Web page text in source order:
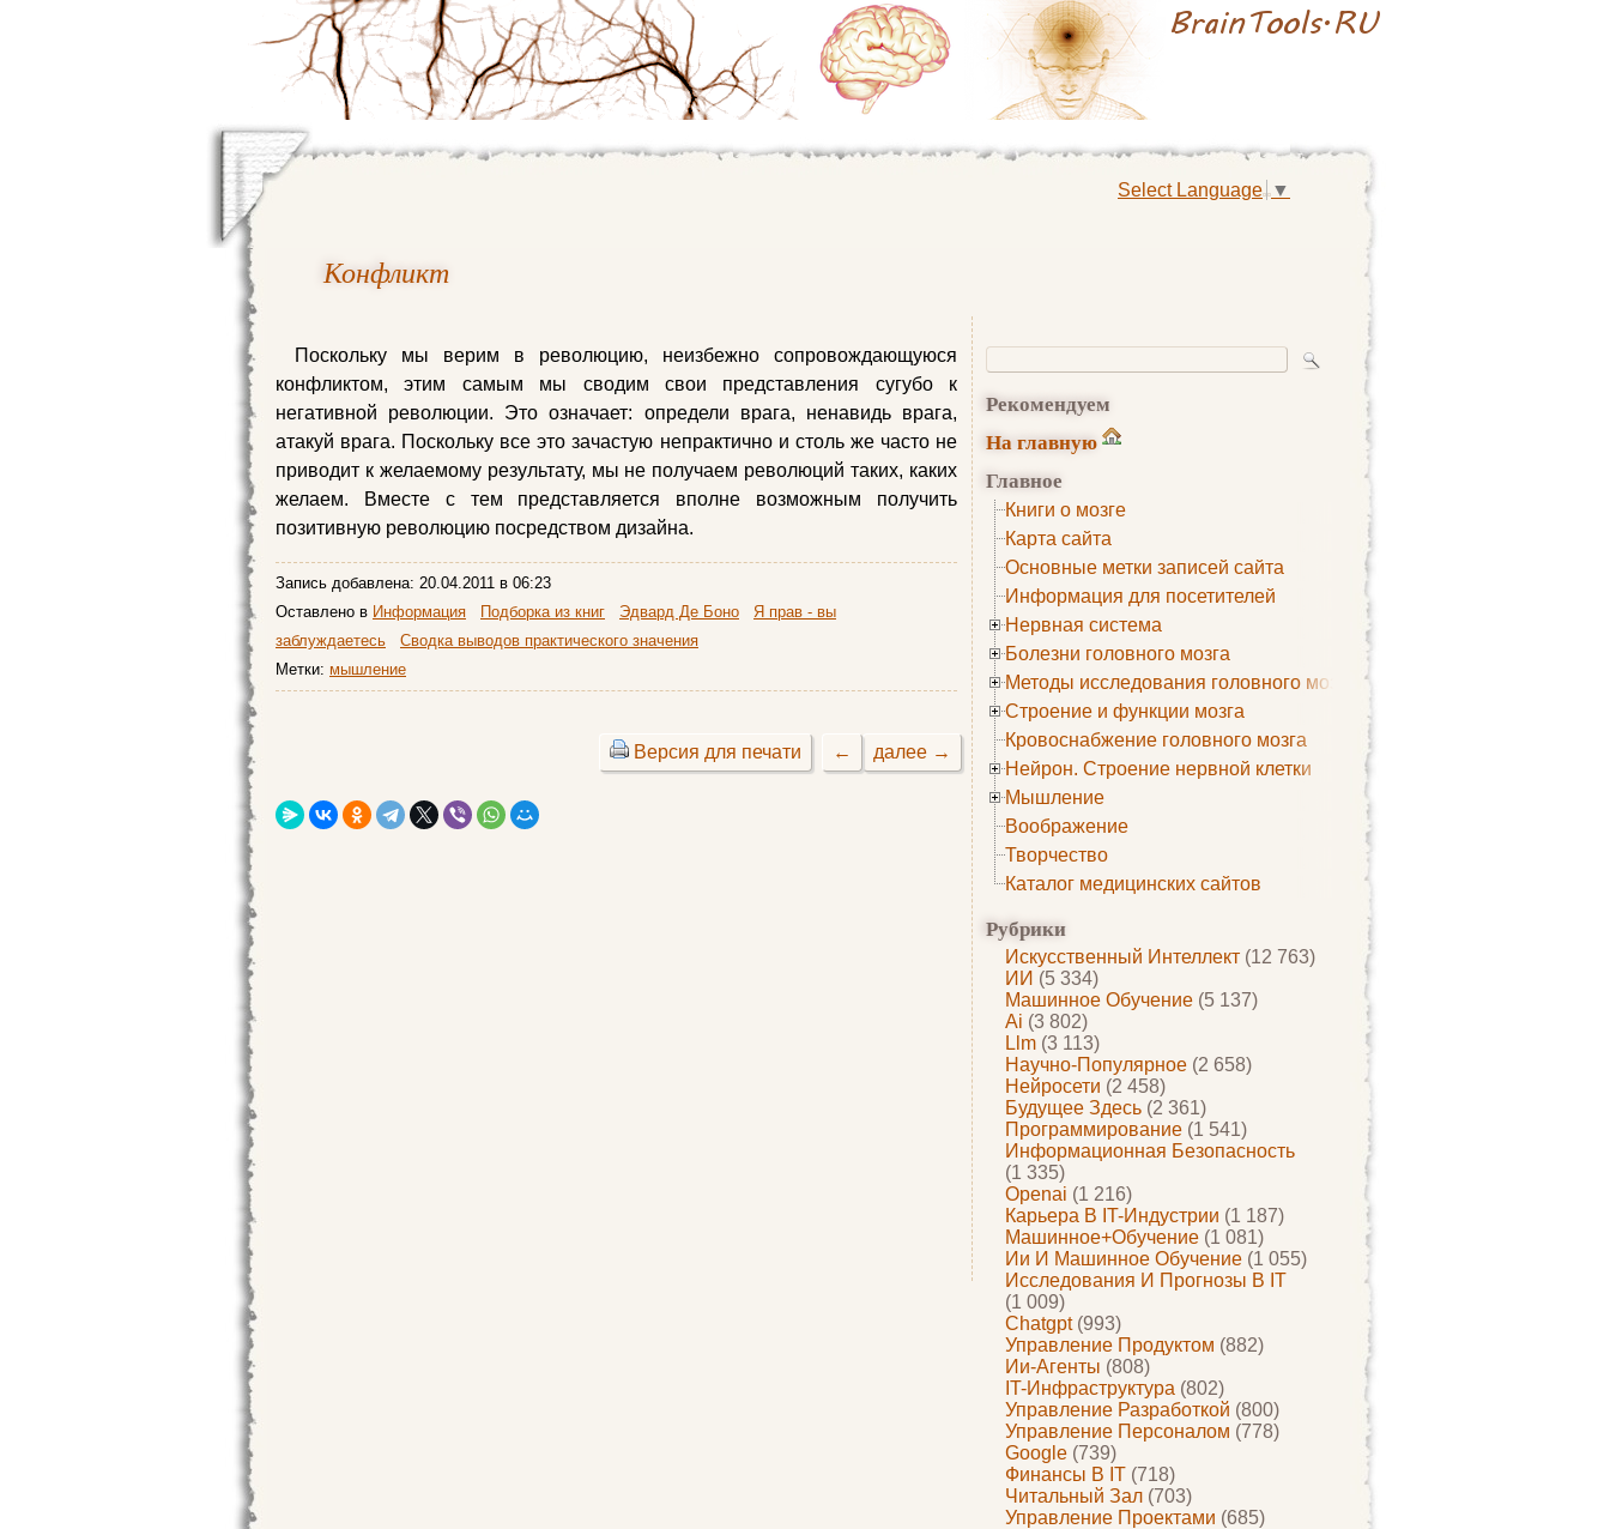
Select Language ▼
Конфликт
Рекомендуем
На главную
Главное
Книги о мозге
Карта сайта
Основные метки записей сайта
Информация для посетителей
Нервная система
Болезни головного мозга
Методы исследования головного мозга
Строение и функции мозга
Кровоснабжение головного мозга
Нейрон. Строение нервной клетки
Мышление
Воображение
Творчество
Каталог медицинских сайтов
Рубрики
Искусственный Интеллект (12 763)
ИИ (5 334)
Машинное Обучение (5 137)
Ai (3 802)
Llm (3 113)
Научно-Популярное (2 658)
Нейросети (2 458)
Будущее Здесь (2 361)
Программирование (1 541)
Информационная Безопасность
(1 335)
Openai (1 216)
Карьера В IT-Индустрии (1 187)
Машинное+обучение (1 081)
Ии И Машинное Обучение (1 055)
Исследования И Прогнозы В IT
(1 009)
Chatgpt(993)
Управление Продуктом (882)
Ии-Агенты (808)
IT-Инфраструктура (802)
Управление Разработкой (800)
Управление Персоналом (778)
Google (739)
Финансы В IT (718)
Читальный Зал (703)
Управление Проектами (685)
Поскольку мы верим в революцию, неизбежно сопровождающуюся
конфликтом, этим самым мы сводим свои представления сугубо к
негативной революции. Это означает: определи врага, ненавидь врага,
атакуй врага. Поскольку все это зачастую непрактично и столь же часто не
приводит к желаемому результату, мы не получаем революций таких, каких
желаем. Вместе с тем представляется вполне возможным получить
позитивную революцию посредством дизайна.
Запись добавлена: 20.04.2011 в 06:23
Оставлено в Информация Подборка из книг Эдвард Де Боно
Я прав - вы
заблуждаетесь
Сводка выводов практического значения
Метки: мышление
далее →
←
Версия для печати